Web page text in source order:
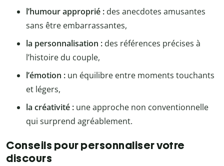
l’humour approprié : des anecdotes amusantes
sans être embarrassantes,
la personnalisation : des références précises à
l’histoire du couple,
l’émotion : un équilibre entre moments touchants
et légers,
la créativité : une approche non conventionnelle
qui surprend agréablement.
Conseils pour personnaliser votre
discours